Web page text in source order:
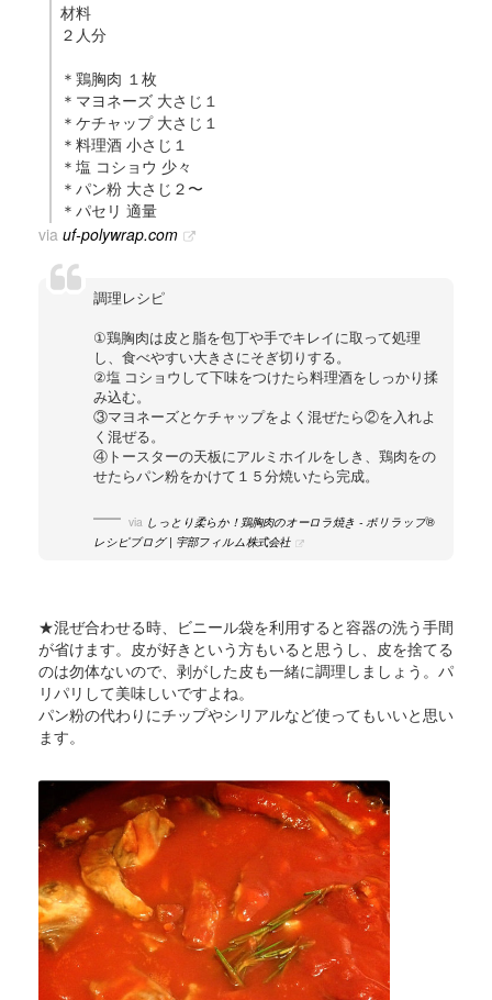
材料
２人分
＊鶏胸肉 １枚
＊マヨネーズ 大さじ１
＊ケチャップ 大さじ１
＊料理酒 小さじ１
＊塩 コショウ 少々
＊パン粉 大さじ２〜
＊パセリ 適量
via uf-polywrap.com
調理レシピ
①鶏胸肉は皮と脂を包丁や手でキレイに取って処理
し、食べやすい大きさにそぎ切りする。
②塩 コショウして下味をつけたら料理酒をしっかり揉
み込む。
③マヨネーズとケチャップをよく混ぜたら②を入れよ
く混ぜる。
④トースターの天板にアルミホイルをしき、鶏肉をの
せたらパン粉をかけて１５分焼いたら完成。
via しっとり柔らか！鶏胸肉のオーロラ焼き - ポリラップ®
レシピブログ | 宇部フィルム株式会社
★混ぜ合わせる時、ビニール袋を利用すると容器の洗う手間
が省けます。皮が好きという方もいると思うし、皮を捨てる
のは勿体ないので、剥がした皮も一緒に調理しましょう。パ
リパリして美味しいですよね。
パン粉の代わりにチップやシリアルなど使ってもいいと思い
ます。